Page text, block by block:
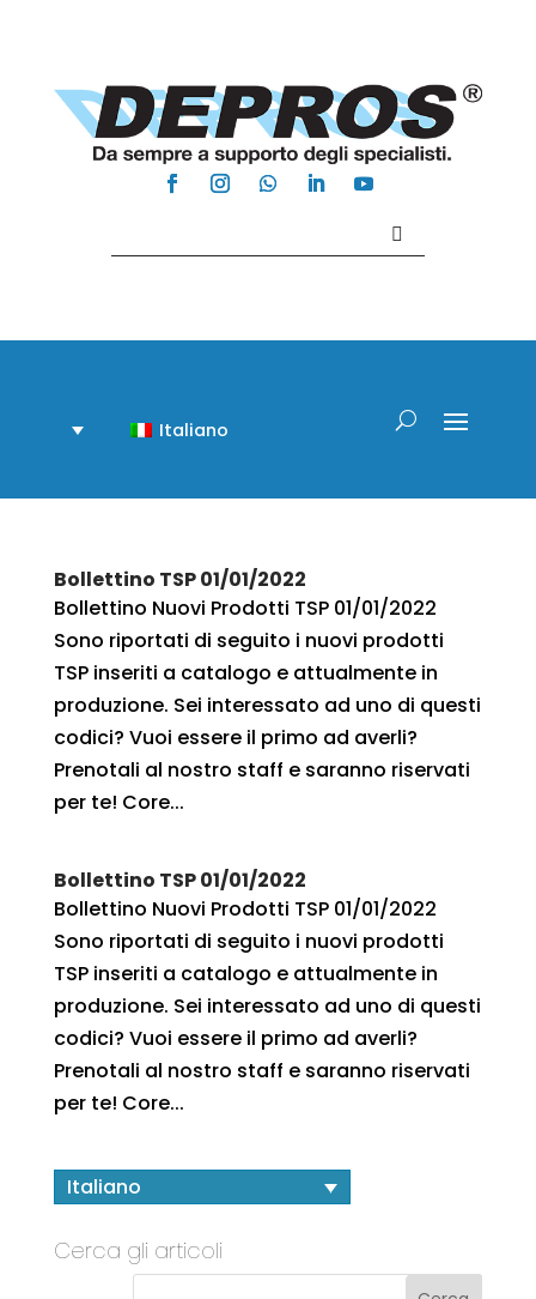
Italiano
Bollettino TSP 01/01/2022
Bollettino Nuovi Prodotti TSP 01/01/2022
Sono riportati di seguito i nuovi prodotti
TSP inseriti a catalogo e attualmente in
produzione. Sei interessato ad uno di questi
codici? Vuoi essere il primo ad averli?
Prenotali al nostro staff e saranno riservati
per te! Core...
Bollettino TSP 01/01/2022
Bollettino Nuovi Prodotti TSP 01/01/2022
Sono riportati di seguito i nuovi prodotti
TSP inseriti a catalogo e attualmente in
produzione. Sei interessato ad uno di questi
codici? Vuoi essere il primo ad averli?
Prenotali al nostro staff e saranno riservati
per te! Core...
Italiano
Cerca gli articoli